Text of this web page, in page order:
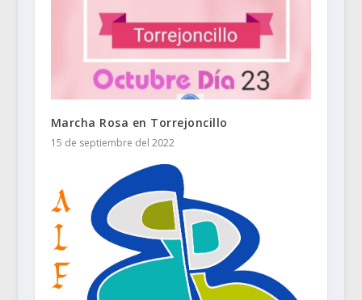
Marcha Rosa en Torrejoncillo
15 de septiembre del 2022